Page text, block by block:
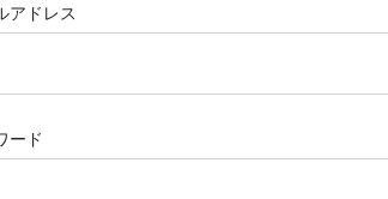
アドレス
ード